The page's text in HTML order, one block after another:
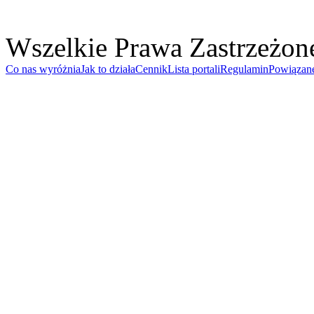
Wszelkie Prawa
Co nas wyróżniaJak to działaCennikLista portaliRegulamin